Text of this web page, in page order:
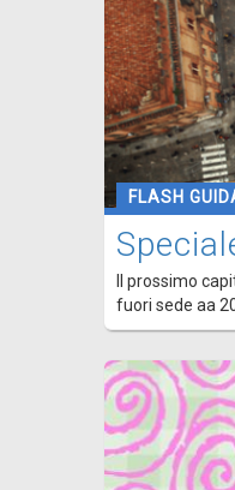
FLASH
Il prossimo
fuori sede aa